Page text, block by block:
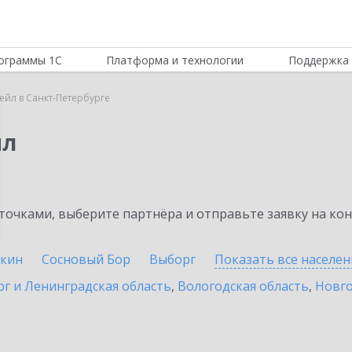
1С Платформа и технологии Поддержка
в Санкт-Петербурге
выберите партнёра и отправьте заявку на
Сосновый Бор Выборг Показать все
и Ленинградская область, Вологодская область,